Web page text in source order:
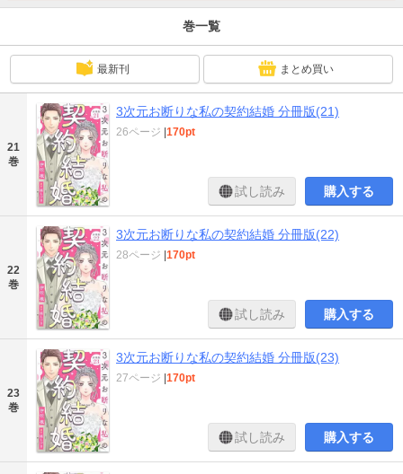
巻一覧
最新刊 まとめ買い
21
巻
3次元お断りな私の契約結婚 分冊版(21)
26ページ 170pt
試し読み 購入する
22
巻
3次元お断りな私の契約結婚 分冊版(22)
28ページ 170pt
試し読み 購入する
23
巻
3次元お断りな私の契約結婚 分冊版(23)
27ページ 170pt
試し読み 購入する